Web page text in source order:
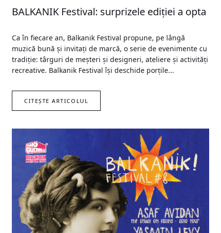
BALKANIK Festival: surprizele ediției a opta
Ca în fiecare an, Balkanik Festival propune, pe lângă
muzică bună și invitați de marcă, o serie de evenimente cu
tradiție: târguri de meșteri și designeri, ateliere și activități
recreative. Balkanik Festival își deschide porțile...
CITEȘTE ARTICOLUL